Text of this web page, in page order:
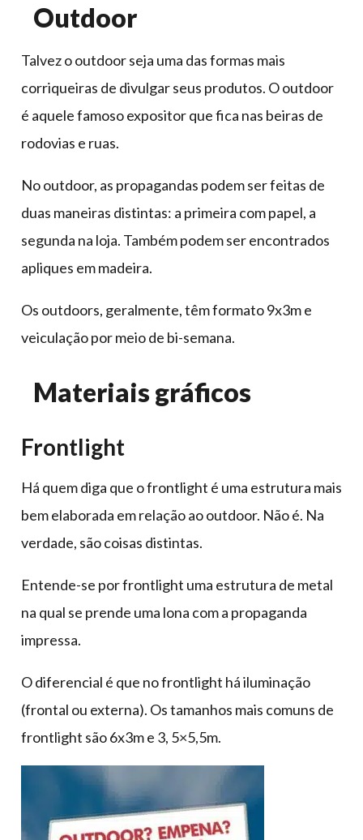
Outdoor
Talvez o outdoor seja uma das formas mais
corriqueiras de divulgar seus produtos. O outdoor
é aquele famoso expositor que fica nas beiras de
rodovias e ruas.
No outdoor, as propagandas podem ser feitas de
duas maneiras distintas: a primeira com papel, a
segunda na loja. Também podem ser encontrados
apliques em madeira.
Os outdoors, geralmente, têm formato 9x3m e
veiculação por meio de bi-semana.
Materiais gráficos
Frontlight
Há quem diga que o frontlight é uma estrutura mais
bem elaborada em relação ao outdoor. Não é. Na
verdade, são coisas distintas.
Entende-se por frontlight uma estrutura de metal
na qual se prende uma lona com a propaganda
impressa.
O diferencial é que no frontlight há iluminação
(frontal ou externa). Os tamanhos mais comuns de
frontlight são 6x3m e 3, 5×5,5m.